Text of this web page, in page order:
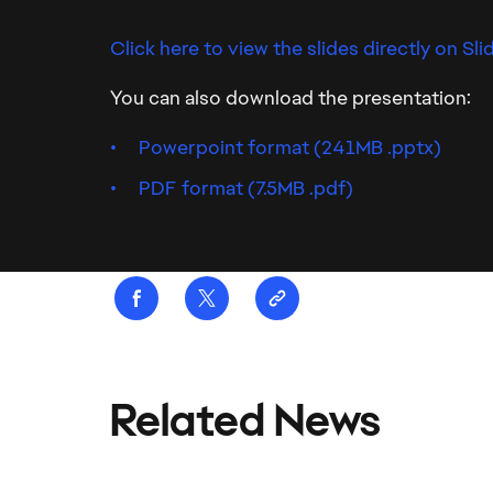
Click here to view the slides directly on
You can also download the presentation:
Powerpoint format (241MB .pptx)
PDF format (7.5MB .pdf)